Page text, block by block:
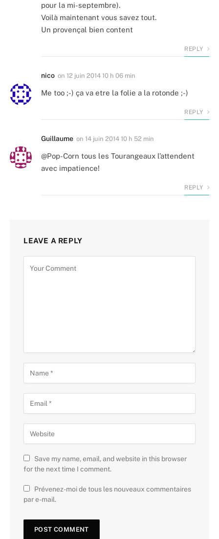
pour la mi-septembre).
Voilà maintenant vous savez tout.
Un provençal bien content
REPLY
nico on 12 juin 2014 10 h 06 min
Me too ;-) ça va etre la folie a la rotonde ;-)
REPLY
Guillaume on 14 juin 2014 10 h 52 min
@Pop-Corn tous les Tourangeaux l’attendent
avec impatience!
REPLY
LEAVE A REPLY
Save my name, email, and website in this browser
for the next time I comment.
Prévenez-moi de tous les nouveaux commentaires
par e-mail.